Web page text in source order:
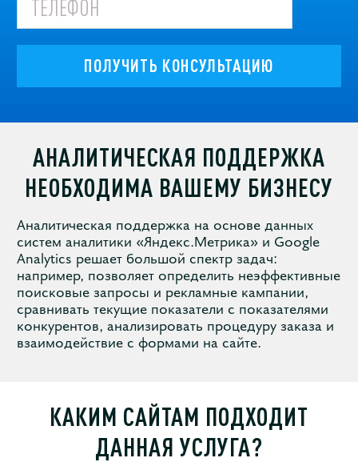
ПОЛУЧИТЬ КОНСУЛЬТАЦИЮ
АНАЛИТИЧЕСКАЯ ПОДДЕРЖКА
НЕОБХОДИМА ВАШЕМУ БИЗНЕСУ
Аналитическая поддержка на основе данных
систем аналитики «Яндекс.Метрика» и Google
Analytics решает большой спектр задач:
например, позволяет определить неэффективные
поисковые запросы и рекламные кампании,
сравнивать текущие показатели с показателями
конкурентов, анализировать процедуру заказа и
взаимодействие с формами на сайте.
КАКИМ САЙТАМ ПОДХОДИТ
ДАННАЯ УСЛУГА?